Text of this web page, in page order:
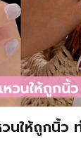
ให้ถูกนิ้ว